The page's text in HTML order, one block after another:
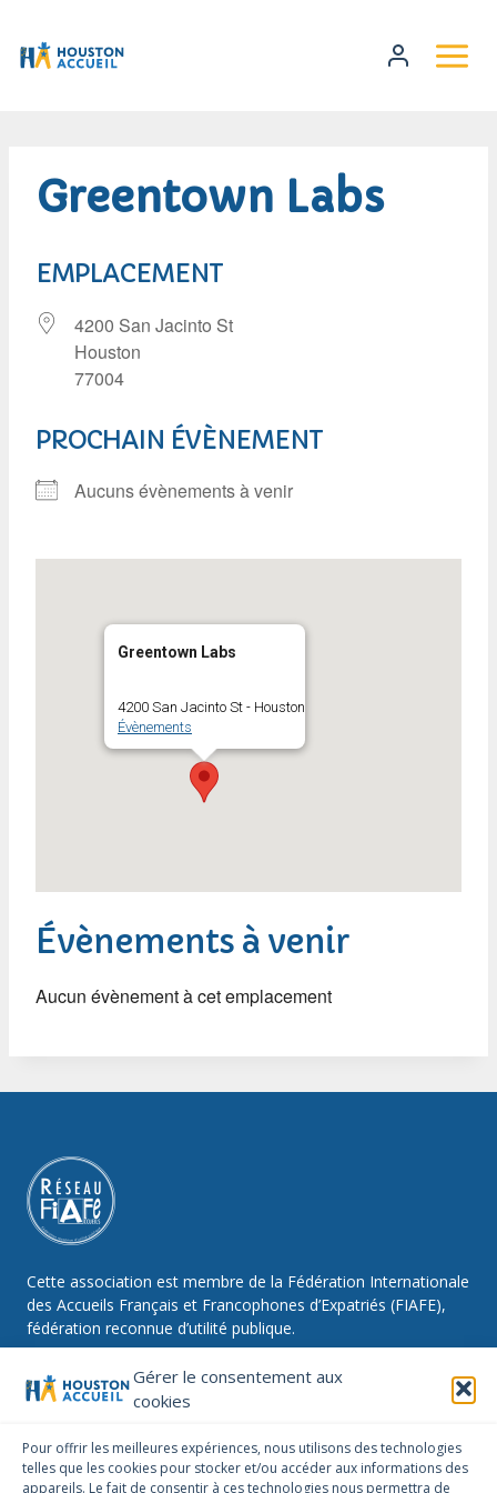
Gérer le consentement aux
cookies
Pour offrir les meilleures expériences, nous utilisons des technologies
telles que les cookies pour stocker et/ou accéder aux informations des
appareils. Le fait de consentir à ces technologies nous permettra de
Greentown Labs
EMPLACEMENT
4200 San Jacinto St
Houston
77004
PROCHAIN ÉVÈNEMENT
Aucuns évènements à venir
Greentown Labs
4200 San Jacinto St - Houston
Évènements
Évènements à venir
Aucun évènement à cet emplacement
Cette association est membre de la Fédération Internationale
des Accueils Français et Francophones d’Expatriés (FIAFE),
fédération reconnue d’utilité publique.
NOUS SUIVRE
Facebook Instagram Linkedin